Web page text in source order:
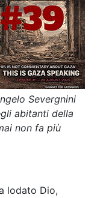
Severgnini
abitanti della
non fa più
lodato Dio,